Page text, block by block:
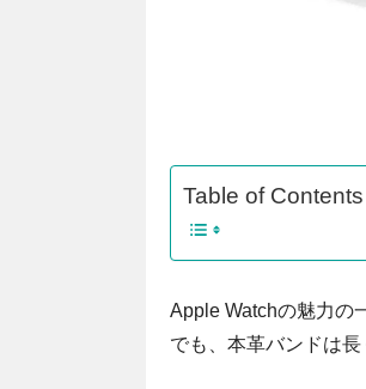
Table of Contents
Apple Watchの魅力の
でも、本革バンドは